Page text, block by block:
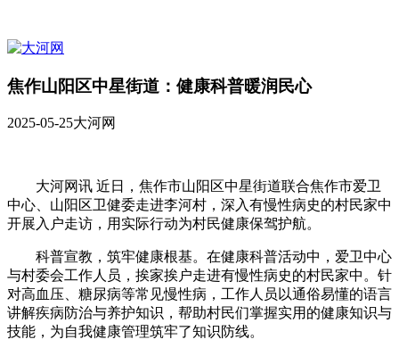
焦作山阳区中星街道：健康科普暖润民心
2025-05-25大河网
大河网讯 近日，焦作市山阳区中星街道联合焦作市爱卫
中心、山阳区卫健委走进李河村，深入有慢性病史的村民家中
开展入户走访，用实际行动为村民健康保驾护航。
科普宣教，筑牢健康根基。在健康科普活动中，爱卫中心
与村委会工作人员，挨家挨户走进有慢性病史的村民家中。针
对高血压、糖尿病等常见慢性病，工作人员以通俗易懂的语言
讲解疾病防治与养护知识，帮助村民们掌握实用的健康知识与
技能，为自我健康管理筑牢了知识防线。